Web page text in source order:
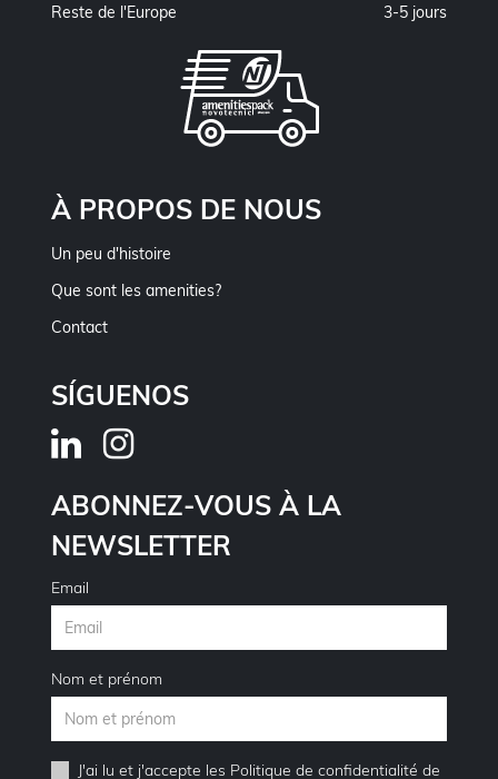
Reste de l'Europe
3-5 jours
À PROPOS DE NOUS
Un peu d'histoire
Que sont les amenities?
Contact
SÍGUENOS
ABONNEZ-VOUS À LA
NEWSLETTER
Email
Nom et prénom
J'ai lu et j'accepte les Politique de confidentialité de